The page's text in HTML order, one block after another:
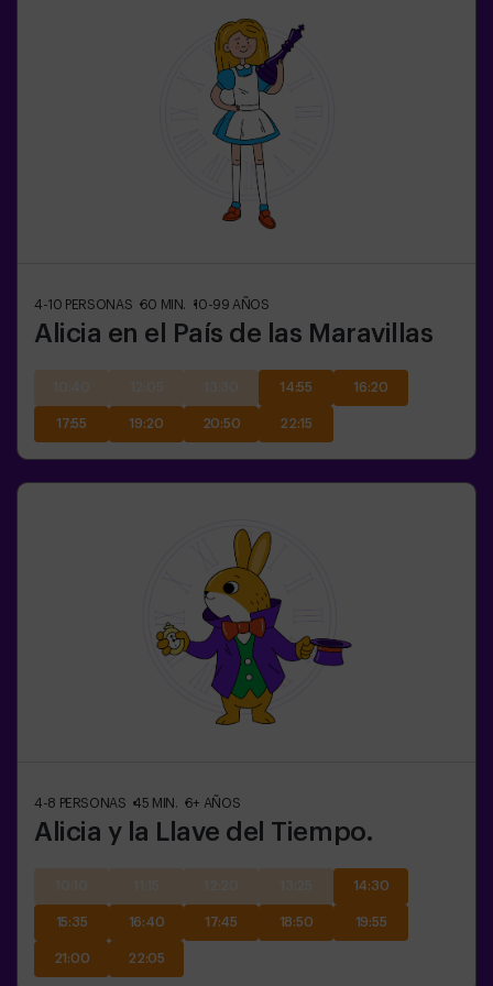
4-10 PERSONAS 60 MIN. 10-99 AÑOS
Alicia en el País de las Maravillas
14:55 16:20
17:55 19:20 20:50 22:15
4-8 PERSONAS 45 MIN. 6+ AÑOS
Alicia y la Llave del Tiempo.
14:30
15:35 16:40 17:45 18:50 19:55
21:00 22:05